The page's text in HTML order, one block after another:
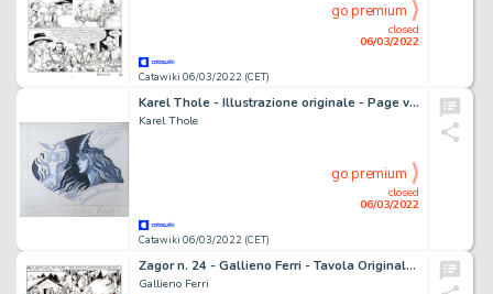
Catawiki 06/03/2022 (CET)
closed
06/03/2022
go premium
Karel Thole - Illustrazione originale - Page volante - Exemplaire unique
Karel Thole
Catawiki 06/03/2022 (CET)
closed
06/03/2022
go premium
Zagor n. 24 - Gallieno Ferri - Tavola Originale "Le jene del mare" - Page volante - Exemplaire unique - (1967)
Gallieno Ferri